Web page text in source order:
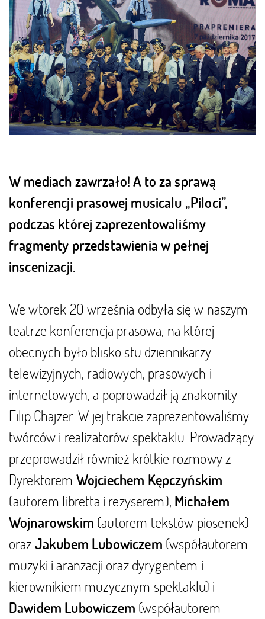
W mediach zawrzało! A to za sprawą
konferencji prasowej musicalu „Piloci”,
podczas której zaprezentowaliśmy
fragmenty przedstawienia w pełnej
inscenizacji.
We wtorek 20 września odbyła się w naszym
teatrze konferencja prasowa, na której
obecnych było blisko stu dziennikarzy
telewizyjnych, radiowych, prasowych i
internetowych, a poprowadził ją znakomity
Filip Chajzer. W jej trakcie zaprezentowaliśmy
twórców i realizatorów spektaklu. Prowadzący
przeprowadził również krótkie rozmowy z
Dyrektorem Wojciechem Kępczyńskim
(autorem libretta i reżyserem), Michałem
Wojnarowskim (autorem tekstów piosenek)
oraz Jakubem Lubowiczem (współautorem
muzyki i aranżacji oraz dyrygentem i
kierownikiem muzycznym spektaklu) i
Dawidem Lubowiczem (współautorem